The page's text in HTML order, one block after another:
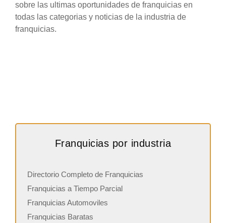
sobre las ultimas oportunidades de franquicias en
todas las categorias y noticias de la industria de
franquicias.
Franquicias por industria
Directorio Completo de Franquicias
Franquicias a Tiempo Parcial
Franquicias Automoviles
Franquicias Baratas